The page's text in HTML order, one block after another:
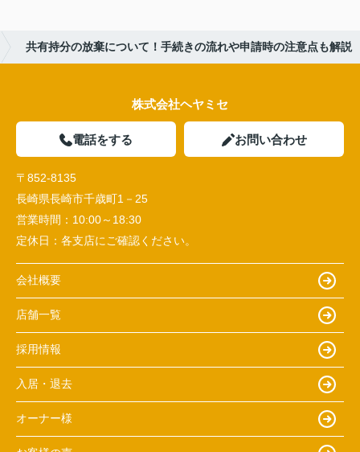
共有持分の放棄について！手続きの流れや申請時の注意点も解説
株式会社ヘヤミセ
電話をする お問い合わせ
〒852-8135
長崎県長崎市千歳町1－25
営業時間： 10:00～18:30
定休日： 各支店にご確認ください。
会社概要
店舗一覧
採用情報
入居・退去
オーナー様